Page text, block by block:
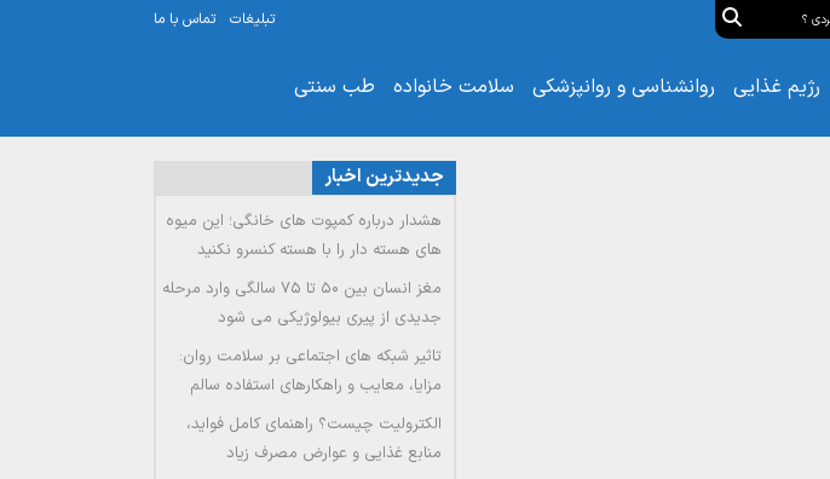
تبلیغات تماس با ما
رژیم غذایی روانشناسی و روانپزشکی سلامت خانواده طب سنتی
جدیدترین اخبار
هشدار درباره کمپوت های خانگی؛ این میوه
های هسته دار را با هسته کنسرو نکنید
مغز انسان بین ۵۰ تا ۷۵ سالگی وارد مرحله
جدیدی از پیری بیولوژیکی می شود
تاثیر شبکه های اجتماعی بر سلامت روان:
مزایا، معایب و راهکارهای استفاده سالم
الکترولیت چیست؟ راهنمای کامل فواید،
منابع غذایی و عوارض مصرف زیاد